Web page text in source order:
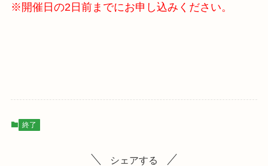
※開催日の2日前までにお申し込みください。
終了
シェアする